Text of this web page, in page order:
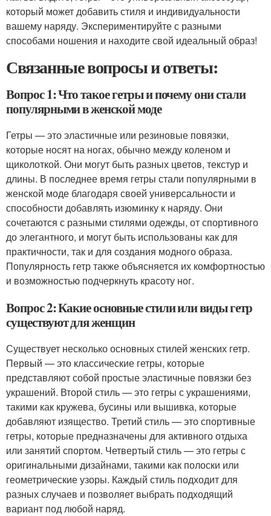
который может добавить стиля и индивидуальности
вашему наряду. Экспериментируйте с разными
способами ношения и находите свой идеальный образ!
Связанные вопросы и ответы:
Вопрос 1: Что такое гетры и почему они стали
популярными в женской моде
Гетры — это эластичные или резиновые повязки,
которые носят на ногах, обычно между коленом и
щиколоткой. Они могут быть разных цветов, текстур и
длины. В последнее время гетры стали популярными в
женской моде благодаря своей универсальности и
способности добавлять изюминку к наряду. Они
сочетаются с разными стилями одежды, от спортивного
до элегантного, и могут быть использованы как для
практичности, так и для создания модного образа.
Популярность гетр также объясняется их комфортностью
и возможностью подчеркнуть красоту ног.
Вопрос 2: Какие основные стили или виды гетр
существуют для женщин
Существует несколько основных стилей женских гетр.
Первый — это классические гетры, которые
представляют собой простые эластичные повязки без
украшений. Второй стиль — это гетры с украшениями,
такими как кружева, бусины или вышивка, которые
добавляют изящество. Третий стиль — это спортивные
гетры, которые предназначены для активного отдыха
или занятий спортом. Четвертый стиль — это гетры с
оригинальными дизайнами, такими как полоски или
геометрические узоры. Каждый стиль подходит для
разных случаев и позволяет выбрать подходящий
вариант под любой наряд.